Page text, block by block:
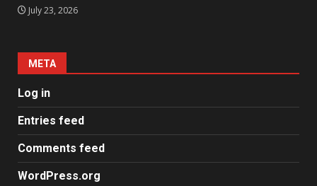
July 23, 2026
META
Log in
Entries feed
Comments feed
WordPress.org